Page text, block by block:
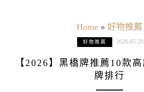
Home» 好物推薦
好物推薦 2026-05-28
【2026】黑橋牌推薦10款
牌排行